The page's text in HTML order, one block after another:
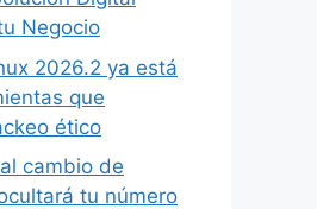
Negocio
2026.2 ya está
que
ético
cambio de
tu número